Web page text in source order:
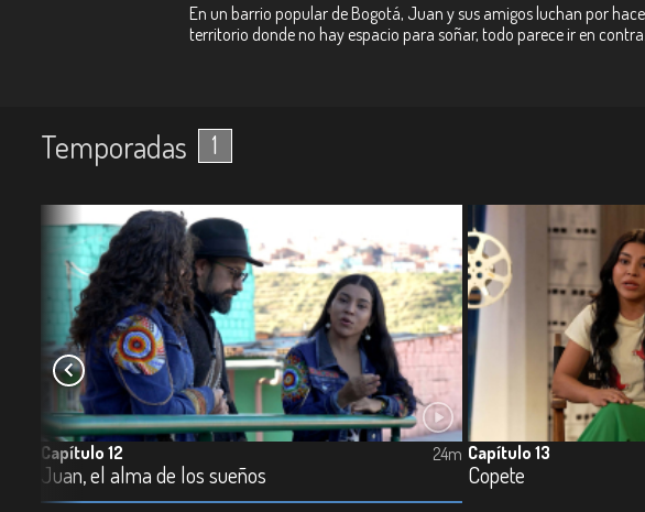
En un barrio popular de Bogotá, Juan y sus amigos luchan por
territorio donde no hay espacio para soñar, todo parece ir en contra.
Temporadas 1
Capítulo 12
Juan, el alma de los sueños
24m Capítulo 13
Copete